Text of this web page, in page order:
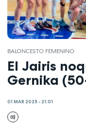
BALONCESTO FEMENINO
El Jairis
Gernika
01 MAR 2025 - 21:01